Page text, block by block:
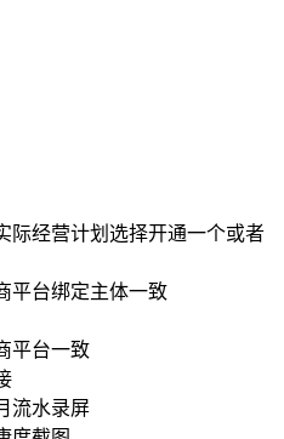
际经营计划选择开通一个或者
平台绑定主体一致
平台一致
流水录屏